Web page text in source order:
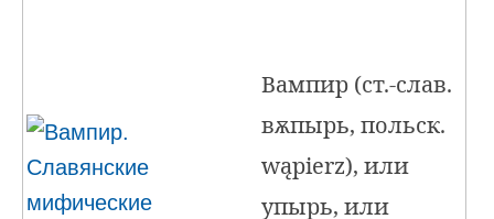
Вампир (ст.‑слав.
вѫпырь, польск.
wąpierz), или
упырь, или